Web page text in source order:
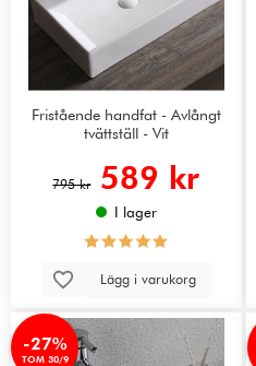
Fristående handfat - Avlångt
tvättställ - Vit
795 kr 589 kr
I lager
Lägg i varukorg
-27%
TOM 30/9